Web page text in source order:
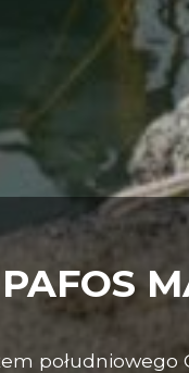
południowego